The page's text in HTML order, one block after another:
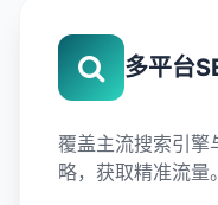
多平台
覆盖主流搜索引擎
略，获取精准流量。